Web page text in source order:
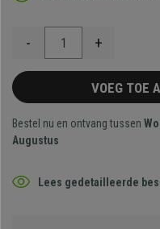
- +
VOEG TOE
Bestel nu en ontvang tussen
Augustus
Lees gedetailleerde